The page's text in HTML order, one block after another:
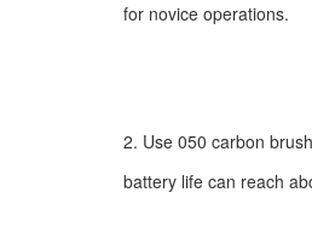
for novice operations.
2. Use 050 carbon
battery life can reach